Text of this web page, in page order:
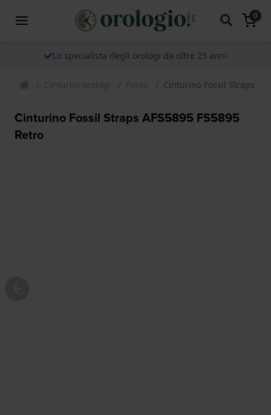
0
Lo specialista degli orologi da oltre 25 anni
Cinturini orologi Fossil Cinturino Fossil Straps
Cinturino Fossil Straps AFS5895 FS5895
Retro